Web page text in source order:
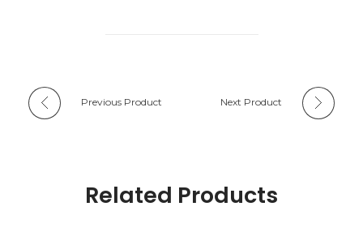
Previous Product Next Product
Related Products